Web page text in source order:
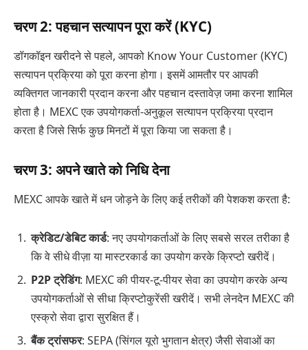
चरण 2: पहचान सत्यापन पूरा करें (KYC)
डॉगकॉइन खरीदने से पहले, आपको Know Your Customer (KYC)
सत्यापन प्रक्रिया को पूरा करना होगा। इसमें आमतौर पर आपकी
व्यक्तिगत जानकारी प्रदान करना और पहचान दस्तावेज़ जमा करना शामिल
होता है। MEXC एक उपयोगकर्ता-अनुकूल सत्यापन प्रक्रिया प्रदान
करता है जिसे सिर्फ कुछ मिनटों में पूरा किया जा सकता है।
चरण 3: अपने खाते को निधि देना
MEXC आपके खाते में धन जोड़ने के लिए कई तरीकों की पेशकश करता है:
क्रेडिट/डेबिट कार्ड: नए उपयोगकर्ताओं के लिए सबसे सरल तरीका है
कि वे सीधे वीज़ा या मास्टरकार्ड का उपयोग करके क्रिप्टो खरीदें।
P2P ट्रेडिंग: MEXC की पीयर-टू-पीयर सेवा का उपयोग करके अन्य
उपयोगकर्ताओं से सीधा क्रिप्टोकुरेंसी खरीदें। सभी लेनदेन MEXC की
एस्क्रो सेवा द्वारा सुरक्षित हैं।
बैंक ट्रांसफर: SEPA (सिंगल यूरो भुगतान क्षेत्र) जैसी सेवाओं का